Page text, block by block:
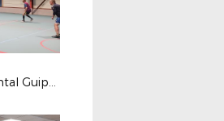
Challenge Futnet Départemental Guipavas 2024